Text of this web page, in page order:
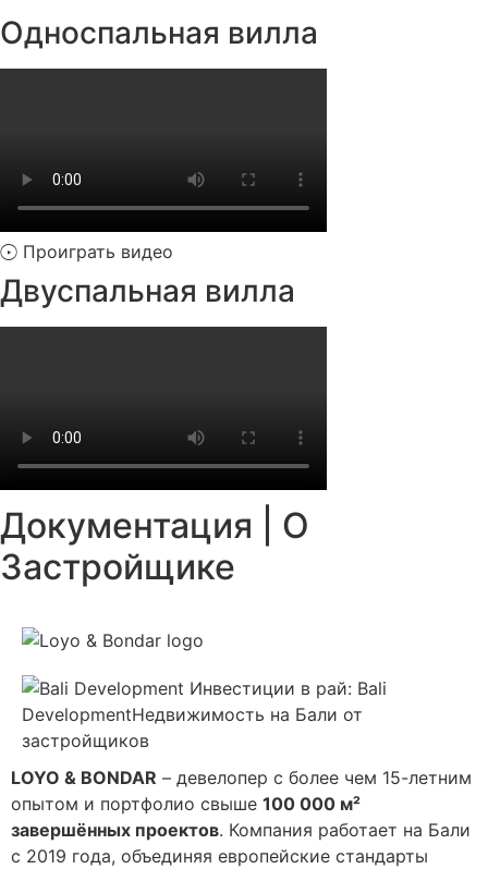
Односпальная вилла
Проиграть видео
Двуспальная вилла
Документация | О
Застройщике
LOYO & BONDAR – девелопер с более чем 15-летним
опытом и портфолио свыше 100 000 м²
завершённых проектов. Компания работает на Бали
с 2019 года, объединяя европейские стандарты